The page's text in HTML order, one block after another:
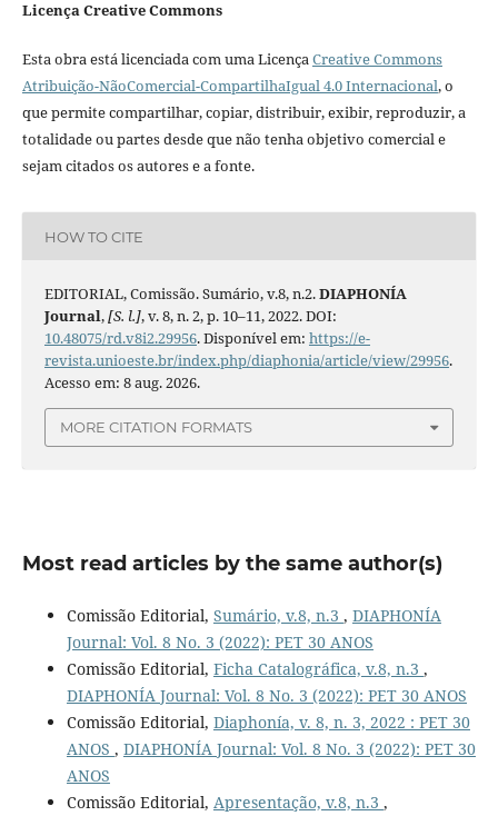
Licença Creative Commons
Esta obra está licenciada com uma LicençaCreative Commons
Atribuição-NãoComercial-CompartilhaIgual 4.0 Internacional, o
que permite compartilhar, copiar, distribuir, exibir, reproduzir, a
totalidade ou partes desde que não tenha objetivo comercial e
sejam citados os autores e a fonte.
HOW TO CITE
EDITORIAL, Comissão. Sumário, v.8, n.2.DIAPHONÍA
Journal,[S. l.], v. 8, n. 2, p. 10–11, 2022. DOI:
10.48075/rd.v8i2.29956. Disponível em: https://e-
revista.unioeste.br/index.php/diaphonia/article/view/29956.
Acesso em: 8 aug. 2026.
MORE CITATION FORMATS
Most read articles by the same author(s)
Comissão Editorial, Sumário, v.8, n.3 , DIAPHONÍA
Journal: Vol. 8 No. 3 (2022): PET 30 ANOS
Comissão Editorial, Ficha Catalográfica, v.8, n.3 ,
DIAPHONÍA Journal: Vol. 8 No. 3 (2022): PET 30 ANOS
Comissão Editorial, Diaphonía, v. 8, n. 3, 2022 : PET 30
ANOS , DIAPHONÍA Journal: Vol. 8 No. 3 (2022): PET 30
ANOS
Comissão Editorial, Apresentação, v.8, n.3 ,